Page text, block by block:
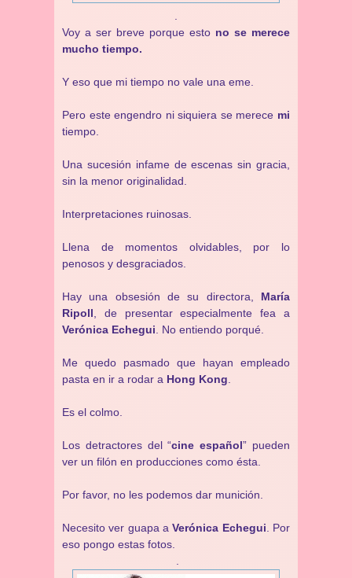
Voy a ser breve porque esto no se merece
mucho tiempo.
Y eso que mi tiempo no vale una eme.
Pero este engendro ni siquiera se merece mi
tiempo.
Una sucesión infame de escenas sin gracia,
sin la menor originalidad.
Interpretaciones ruinosas.
Llena de momentos olvidables, por lo
penosos y desgraciados.
Hay una obsesión de su directora, María
Ripoll , de presentar especialmente fea a
Verónica Echegui . No entiendo porqué.
Me quedo pasmado que hayan empleado
pasta en ir a rodar a Hong Kong
Es el colmo.
Los detractores del “cine español” pueden
ver un filón en producciones como ésta.
Por favor, no les podemos dar munición.
Necesito ver guapa aVerónica Echegui . Por
eso pongo estas fotos.